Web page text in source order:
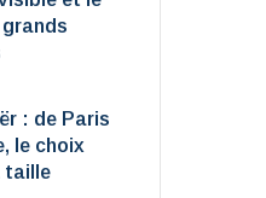
: de Paris
le choix
taille